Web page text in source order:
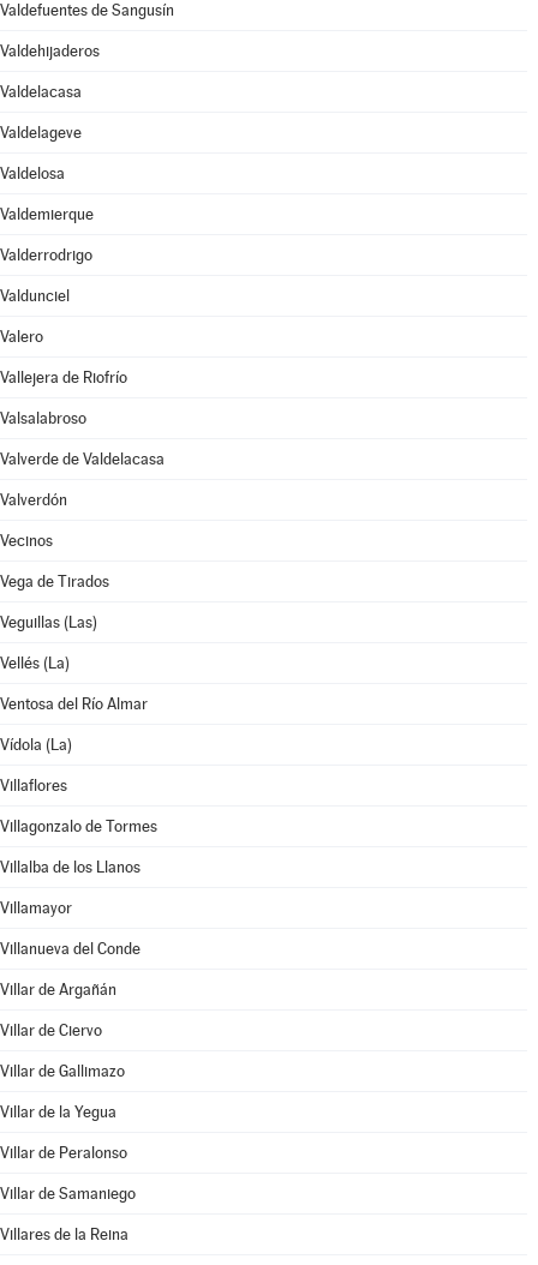
Valdefuentes de Sangusín
Valdehijaderos
Valdelacasa
Valdelageve
Valdelosa
Valdemierque
Valderrodrigo
Valdunciel
Valero
Vallejera de Riofrío
Valsalabroso
Valverde de Valdelacasa
Valverdón
Vecinos
Vega de Tirados
Veguillas (Las)
Vellés (La)
Ventosa del Río Almar
Vídola (La)
Villaflores
Villagonzalo de Tormes
Villalba de los Llanos
Villamayor
Villanueva del Conde
Villar de Argañán
Villar de Ciervo
Villar de Gallimazo
Villar de la Yegua
Villar de Peralonso
Villar de Samaniego
Villares de la Reina